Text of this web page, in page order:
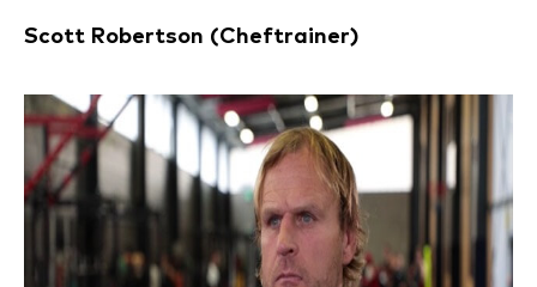
Scott Robertson (Cheftrainer)